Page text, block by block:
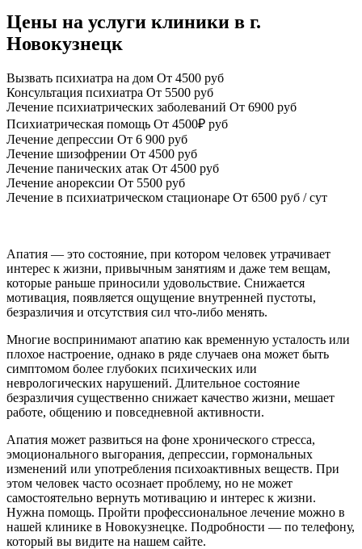
Цены на услуги клиники в г.
Новокузнецк
Вызвать психиатра на дом От 4500 руб
Консультация психиатра От 5500 руб
Лечение психиатрических заболеваний От 6900 руб
Психиатрическая помощь От 4500₽ руб
Лечение депрессии От 6 900 руб
Лечение шизофрении От 4500 руб
Лечение панических атак От 4500 руб
Лечение анорексии От 5500 руб
Лечение в психиатрическом стационаре От 6500 руб / сут
Апатия — это состояние, при котором человек утрачивает
интерес к жизни, привычным занятиям и даже тем вещам,
которые раньше приносили удовольствие. Снижается
мотивация, появляется ощущение внутренней пустоты,
безразличия и отсутствия сил что-либо менять.
Многие воспринимают апатию как временную усталость или
плохое настроение, однако в ряде случаев она может быть
симптомом более глубоких психических или
неврологических нарушений. Длительное состояние
безразличия существенно снижает качество жизни, мешает
работе, общению и повседневной активности.
Апатия может развиться на фоне хронического стресса,
эмоционального выгорания, депрессии, гормональных
изменений или употребления психоактивных веществ. При
этом человек часто осознает проблему, но не может
самостоятельно вернуть мотивацию и интерес к жизни.
Нужна помощь. Пройти профессиональное лечение можно в
нашей клинике в Новокузнецке. Подробности — по телефону,
который вы видите на нашем сайте.